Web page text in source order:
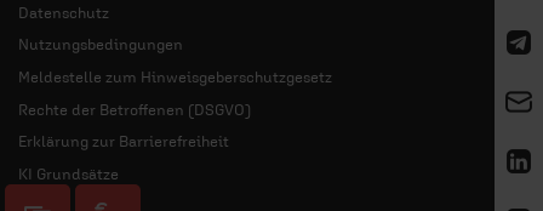
Datenschutz
Nutzungsbedingungen
Meldestelle zum Hinweisgeberschutzgesetz
Rechte der Betroffenen (DSGVO)
Erklärung zur Barrierefreiheit
KI Grundsätze